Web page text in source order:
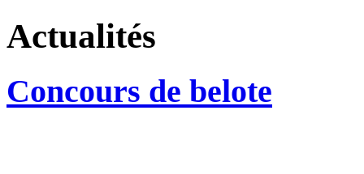
Actualités
Concours de belote